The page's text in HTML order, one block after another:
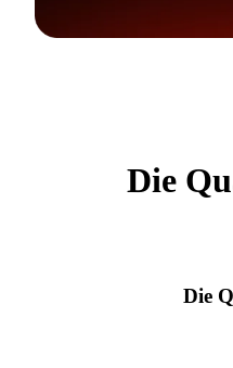
Die
Die